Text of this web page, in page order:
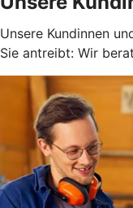
Unsere Kundinnen
Sie antreibt: Wir